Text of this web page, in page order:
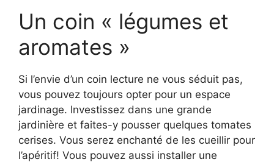
Un coin « légumes et
aromates »
Si l’envie d’un coin lecture ne vous séduit pas,
vous pouvez toujours opter pour un espace
jardinage. Investissez dans une grande
jardinière et faites-y pousser quelques tomates
cerises. Vous serez enchanté de les cueillir pour
l’apéritif! Vous pouvez aussi installer une